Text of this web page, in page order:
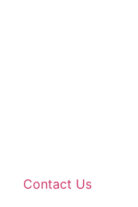
Contact Us